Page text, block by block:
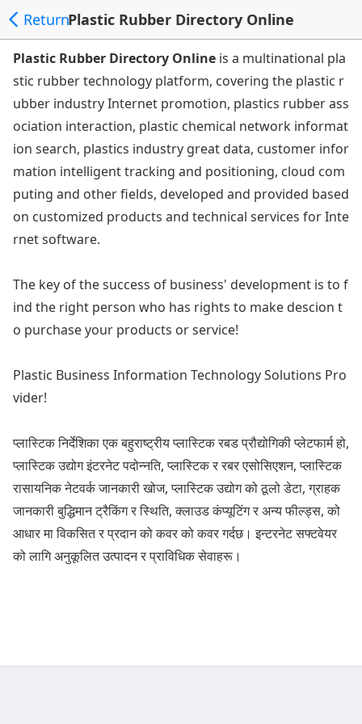
ReturnPlastic Rubber Directory Online
Plastic Rubber Directory Online is a multinational pla
stic rubber technology platform, covering the plastic r
ubber industry Internet promotion, plastics rubber ass
ociation interaction, plastic chemical network informat
ion search, plastics industry great data, customer infor
mation intelligent tracking and positioning, cloud com
puting and other fields, developed and provided based
on customized products and technical services for Inte
rnet software.
The key of the success of business' development is to f
ind the right person who has rights to make descion t
o purchase your products or service!
Plastic Business Information Technology Solutions Pro
vider!
प्लास्टिक निर्देशिका एक बहुराष्ट्रीय प्लास्टिक रबड प्रौद्योगिकी प्लेटफार्म हो,
प्लास्टिक उद्योग इंटरनेट पदोन्नति, प्लास्टिक र रबर एसोसिएशन, प्लास्टिक
रासायनिक नेटवर्क जानकारी खोज, प्लास्टिक उद्योग को ठूलो डेटा, ग्राहक
जानकारी बुद्धिमान ट्रैकिंग र स्थिति, क्लाउड कंप्यूटिंग र अन्य फील्ड्स, को
आधार मा विकसित र प्रदान को कवर को कवर गर्दछ। इन्टरनेट सफ्टवेयर
को लागि अनुकूलित उत्पादन र प्राविधिक सेवाहरू।